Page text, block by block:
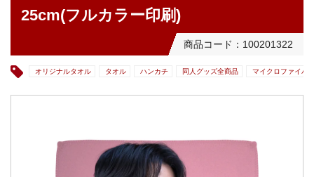
25cm(フルカラー印刷)
商品コード：100201322
オリジナルタオル タオル ハンカチ 同人グッズ全商品 マイクロファイバ